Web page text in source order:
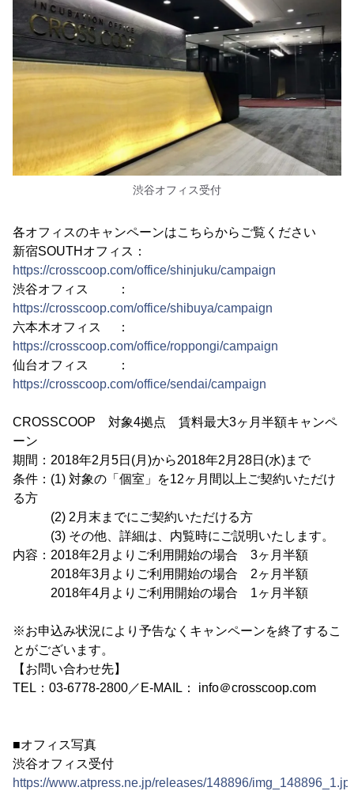
渋谷オフィス受付
各オフィスのキャンペーンはこちらからご覧ください
新宿SOUTHオフィス：
https://crosscoop.com/office/shinjuku/campaign
渋谷オフィス ：
https://crosscoop.com/office/shibuya/campaign
六本木オフィス ：
https://crosscoop.com/office/roppongi/campaign
仙台オフィス ：
https://crosscoop.com/office/sendai/campaign
CROSSCOOP 対象4拠点 賃料最大3ヶ月半額キャンペ
ーン
期間：2018年2月5日(月)から2018年2月28日(水)まで
条件：(1) 対象の「個室」を12ヶ月間以上ご契約いただけ
る方
(2) 2月末までにご契約いただける方
(3) その他、詳細は、内覧時にご説明いたします。
内容：2018年2月よりご利用開始の場合 3ヶ月半額
2018年3月よりご利用開始の場合 2ヶ月半額
2018年4月よりご利用開始の場合 1ヶ月半額
※お申込み状況により予告なくキャンペーンを終了するこ
とがございます。
【お問い合わせ先】
TEL：03-6778-2800／E-MAIL： info＠crosscoop.com
■オフィス写真
渋谷オフィス受付
https://www.atpress.ne.jp/releases/148896/